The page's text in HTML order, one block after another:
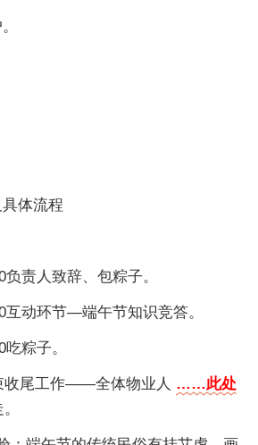
体流程
责人致辞、包粽子。
互动环节—端午节知识竞答。
粽子。
收尾工作——全体物业人 ……此处